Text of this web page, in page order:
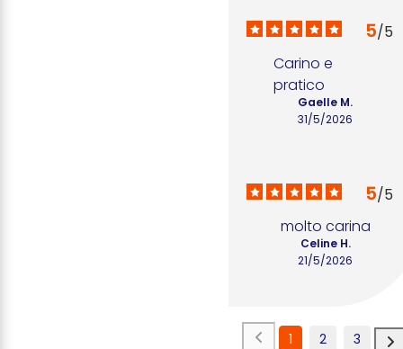
5/5
Carino e
pratico
31/5/2026
Gaelle M.
5/5
molto carina
21/5/2026
Celine H.
1 2 3